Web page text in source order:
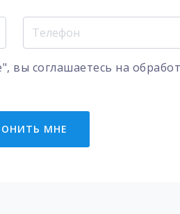
вы соглашаетесь на
МНЕ